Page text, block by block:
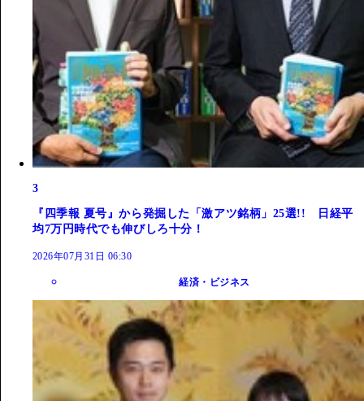
3
『四季報 夏号』から発掘した「激アツ銘柄」25選!! 日経平
均7万円時代でも伸びしろ十分！
2026年07月31日 06:30
経済・ビジネス